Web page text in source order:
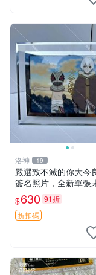
洛神 19
嚴選致不滅的你大今
簽名照片，全新單張
附贈精美相框。 致不
紙相 憑記號碼 新品
周邊
$630 91折
折扣碼